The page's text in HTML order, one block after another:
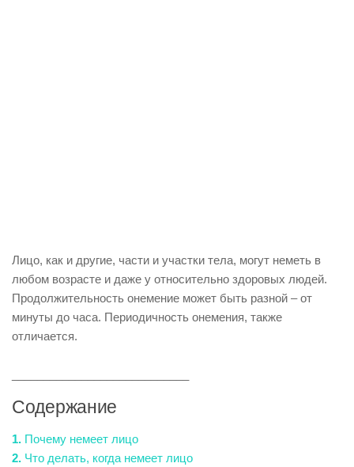
Лицо, как и другие, части и участки тела, могут неметь в
любом возрасте и даже у относительно здоровых людей.
Продолжительность онемение может быть разной – от
минуты до часа. Периодичность онемения, также
отличается.
Содержание
1. Почему немеет лицо
2. Что делать, когда немеет лицо